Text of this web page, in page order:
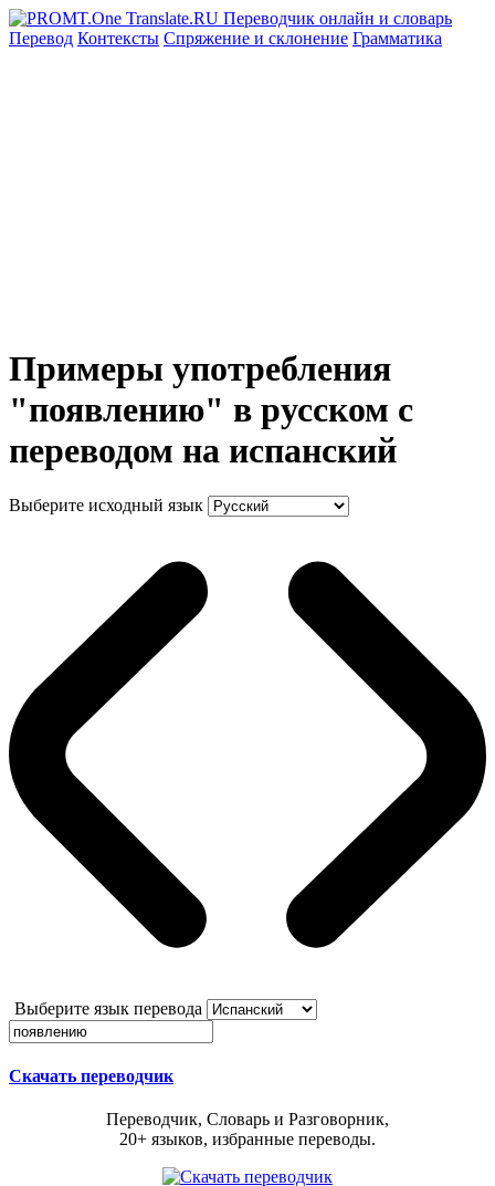
Перевод Контексты Спряжение и склонение Грамматика
Примеры употребления
"появлению" в русском с
переводом на испанский
Выберите исходный язык
Выберите язык перевода
Скачать переводчик
Переводчик, Словарь и Разговорник,
20+ языков, избранные переводы.